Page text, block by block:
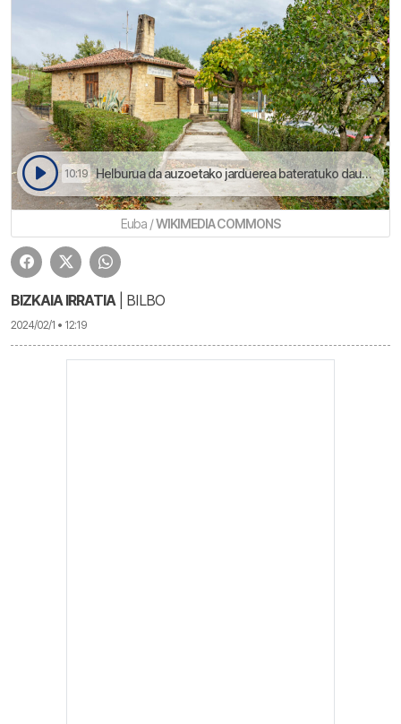
10:19 Helburua da auzoetako jarduerea bateratuko dauan programa bat egitea | Lau Haizetara
Euba /WIKIMEDIA COMMONS
BIZKAIA IRRATIA | BILBO
2024/02/1 • 12:19